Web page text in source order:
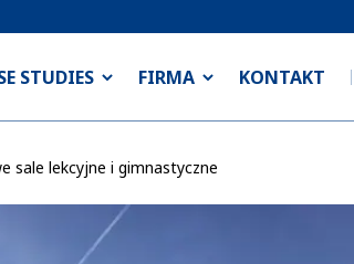
STUDIES FIRMA KONTAKT
sale lekcyjne i gimnastyczne